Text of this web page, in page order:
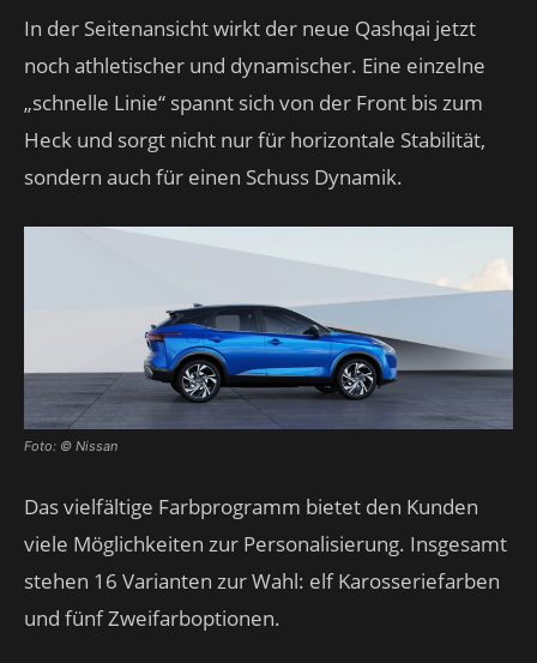
In der Seitenansicht wirkt der neue Qashqai jetzt
noch athletischer und dynamischer. Eine einzelne
„schnelle Linie“ spannt sich von der Front bis zum
Heck und sorgt nicht nur für horizontale Stabilität,
sondern auch für einen Schuss Dynamik.
Foto: © Nissan
Das vielfältige Farbprogramm bietet den Kunden
viele Möglichkeiten zur Personalisierung. Insgesamt
stehen 16 Varianten zur Wahl: elf Karosseriefarben
und fünf Zweifarboptionen.